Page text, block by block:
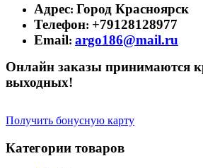
Адрес: Город Красноярск
Телефон: +79128128977
Email: argo186@mail.ru
Онлайн заказы принимаются
выходных!
Получить бонусную карту
Категории товаров